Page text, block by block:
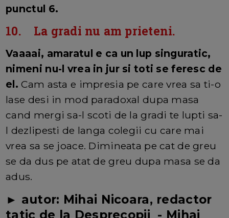
punctul 6.
10. La gradi nu am prieteni.
Vaaaai, amaratul e ca un lup singuratic,
nimeni nu-l vrea in jur si toti se feresc de
el. Cam asta e impresia pe care vrea sa ti-o
lase desi in mod paradoxal dupa masa
cand mergi sa-l scoti de la gradi te lupti sa-
l dezlipesti de langa colegii cu care mai
vrea sa se joace. Dimineata pe cat de greu
se da dus pe atat de greu dupa masa se da
adus.
► autor: Mihai Nicoara, redactor
tatic de la Desprecopii - Mihai